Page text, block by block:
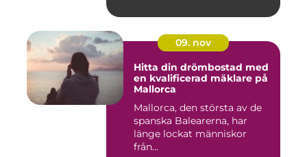
09. nov
Hitta din drömbostad med
en kvalificerad mäklare på
Mallorca
Mallorca, den största av de
spanska Balearerna, har
länge lockat människor
från...